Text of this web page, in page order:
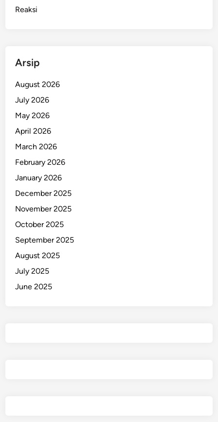
Reaksi
Arsip
August 2026
July 2026
May 2026
April 2026
March 2026
February 2026
January 2026
December 2025
November 2025
October 2025
September 2025
August 2025
July 2025
June 2025